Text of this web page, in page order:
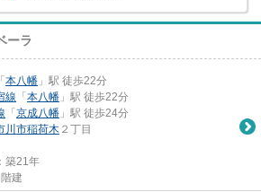
ーラ
「 本八幡 」駅 徒歩22分
線 「 本八幡 」駅 徒歩22分
「 京成八幡 」駅 徒歩24分
川市稲荷木 ２丁目
築21年
建